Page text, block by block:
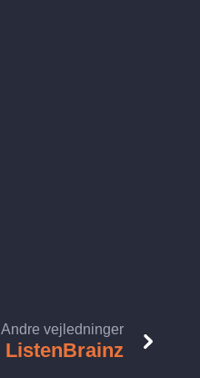
Andre vejledninger
ListenBrainz